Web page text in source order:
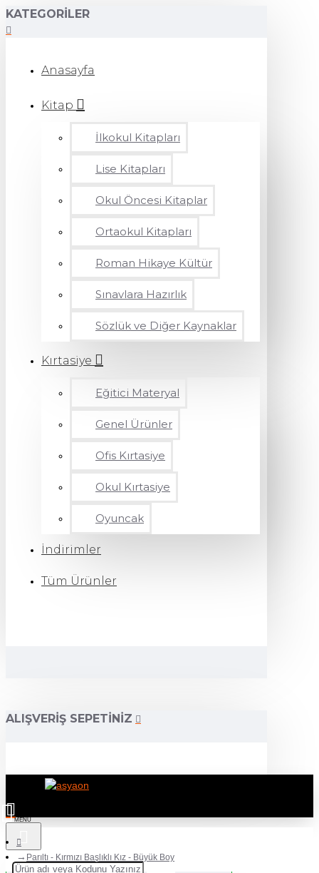
KATEGORILER
Anasayfa
Kitap
İlkokul Kitapları
Lise Kitapları
Okul Öncesi Kitaplar
Ortaokul Kitapları
Roman Hikaye Kültür
Sınavlara Hazırlık
Sözlük ve Diğer Kaynaklar
Kırtasiye
Eğitici Materyal
Genel Ürünler
Ofis Kırtasiye
Okul Kırtasiye
Oyuncak
İndirimler
Tüm Ürünler
ALIŞVERIŞ SEPETINIZ
Parıltı - Kırmızı Başlıklı Kız - Büyük Boy